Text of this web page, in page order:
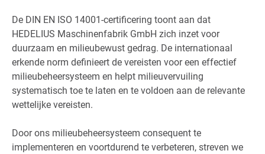
De DIN EN ISO 14001-certificering toont aan dat
HEDELIUS Maschinenfabrik GmbH zich inzet voor
duurzaam en milieubewust gedrag. De internationaal
erkende norm definieert de vereisten voor een effectief
milieubeheersysteem en helpt milieuvervuiling
systematisch toe te laten en te voldoen aan de relevante
wettelijke vereisten.
Door ons milieubeheersysteem consequent te
implementeren en voortdurend te verbeteren, streven we